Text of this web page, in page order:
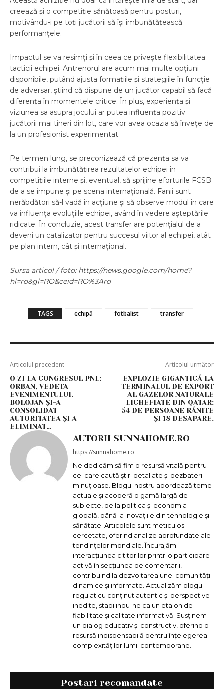
creează și o competiție sănătoasă pentru posturi,
motivându-i pe toți jucătorii să își îmbunătățească
performanțele.
Impactul se va resimți și în ceea ce privește flexibilitatea
tacticii echipei. Antrenorul are acum mai multe opțiuni
disponibile, putând ajusta formațiile și strategiile în funcție
de adversar, știind că dispune de un jucător capabil să facă
diferența în momentele critice. În plus, experiența și
viziunea sa asupra jocului ar putea influența pozitiv
jucătorii mai tineri din lot, care vor avea ocazia să învețe de
la un profesionist experimentat.
Pe termen lung, se preconizează că prezența sa va
contribui la îmbunătățirea rezultatelor echipei în
competițiile interne și, eventual, să sprijine eforturile FCSB
de a se impune și pe scena internațională. Fanii sunt
nerăbdători să-l vadă în acțiune și să observe modul în care
va influența evoluțiile echipei, având în vedere așteptările
ridicate. În concluzie, acest transfer are potențialul de a
deveni un catalizator pentru succesul viitor al echipei, atât
pe plan intern, cât și internațional.
Sursa articol / foto: https://news.google.com/home?
hl=ro&gl=RO&ceid=RO%3Aro
TAGS echipă fotbalist transfer
Articolul precedent
O ZI LA CONGRESUL PNL:
ORBAN, VEDETA
EVENIMENTULUI.
BOLOJAN ȘI-A
CONSOLIDAT
AUTORITATEA ȘI A
ELIMINAT…
Articolul următor
EXPLOZIE GIGANTICĂ LA
TERMINALUL DE EXPORT
AL GAZELOR NATURALE
LICHEFIATE DIN QATAR:
54 DE PERSOANE RĂNITE
ȘI 18 DESAPARE.
AUTORII SUNNAHOME.RO
https://sunnahome.ro
Ne dedicăm să fim o resursă vitală pentru
cei care caută știri detaliate și dezbateri
minuțioase. Blogul nostru abordează teme
actuale și acoperă o gamă largă de
subiecte, de la politica și economia
globală, până la inovațiile din tehnologie și
sănătate. Articolele sunt meticulos
cercetate, oferind analize aprofundate ale
tendințelor mondiale. Încurajăm
interacțiunea cititorilor printr-o participare
activă în secțiunea de comentarii,
contribuind la dezvoltarea unei comunități
dinamice și informate. Actualizăm blogul
regulat cu conținut autentic și perspective
inedite, stabilindu-ne ca un etalon de
fiabilitate și calitate informativă. Susținem
un dialog educativ și constructiv, oferind o
resursă indispensabilă pentru înțelegerea
complexităților lumii contemporane.
Postari recomandate